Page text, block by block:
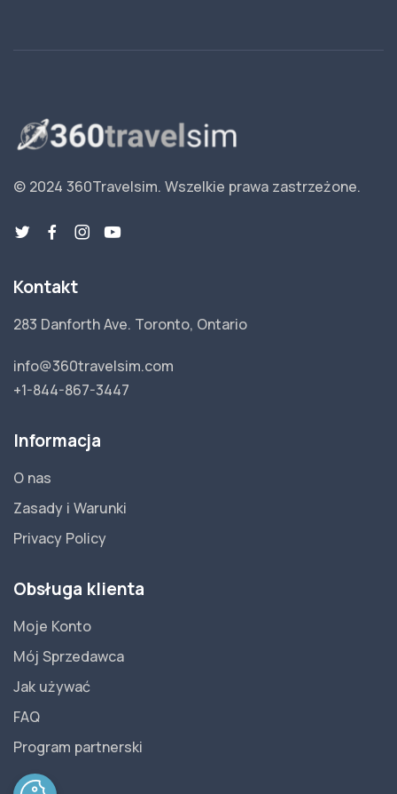
© 2024 360Travelsim. Wszelkie prawa zastrzeżone.
Kontakt
283 Danforth Ave. Toronto, Ontario
info@360travelsim.com
+1-844-867-3447
Informacja
O nas
Zasady i Warunki
Privacy Policy
Obsługa klienta
Moje Konto
Mój Sprzedawca
Jak używać
FAQ
Program partnerski